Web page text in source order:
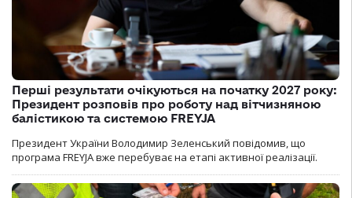
Перші результати очікуються на початку 2027 року:
Президент розповів про роботу над вітчизняною
балістикою та системою FREYJA
Президент України Володимир Зеленський повідомив, що
програма FREYJA вже перебуває на етапі активної реалізації.